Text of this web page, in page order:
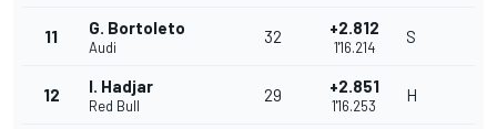
11 G. Bortoleto
Audi
32 +2.812
1'16.214
S
12 I. Hadjar
Red Bull
29 +2.851
1'16.253
H